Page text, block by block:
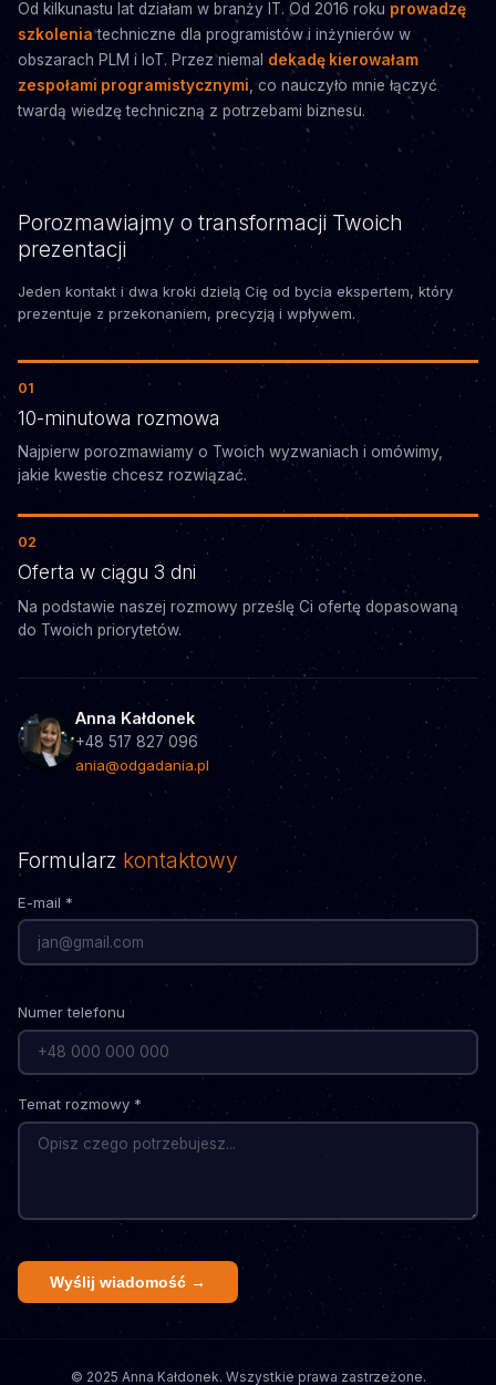
Od kilkunastu lat działam w branży IT. Od 2016 roku prowadzę
szkoleniatechniczne dla programistów i inżynierów w
obszarach PLM i IoT. Przez niemal dekadę kierowałam
zespołami programistycznymi , co nauczyło mnie łączyć
twardą wiedzę techniczną z potrzebami biznesu.
Porozmawiajmy o transformacji Twoich
prezentacji
Jeden kontakt i dwa kroki dzielą Cię od bycia ekspertem, który
prezentuje z przekonaniem, precyzją i wpływem.
01
10-minutowa rozmowa
Najpierw porozmawiamy o Twoich wyzwaniach i omówimy,
jakie kwestie chcesz rozwiązać.
02
Oferta w ciągu 3 dni
Na podstawie naszej rozmowy prześlę Ci ofertę dopasowaną
do Twoich priorytetów.
Anna Kałdonek
+48 517 827 096
ania@odgadania.pl
Formularz kontaktowy
E-mail *
Numer telefonu
Temat rozmowy *
Wyślij wiadomość →
© 2025 Anna Kałdonek. Wszystkie prawa zastrzeżone.